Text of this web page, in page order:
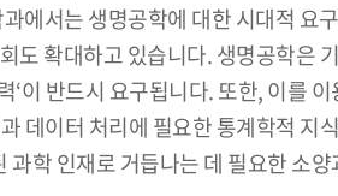
서는 생명공학에 대한 시대적 요
확대하고 있습니다. 생명공학은
이 반드시 요구됩니다. 또한, 이를
데이터 처리에 필요한 통계학적 지
학 인재로 거듭나는 데 필요한 소